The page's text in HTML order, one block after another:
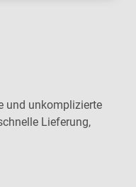
und unkomplizierte
Lieferung,